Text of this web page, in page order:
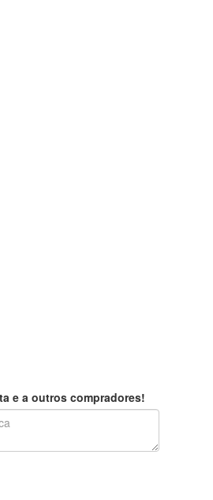
e a outros compradores!